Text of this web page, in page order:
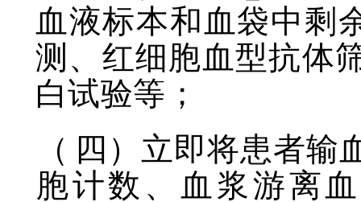
血液标本和血袋中剩
测、红细胞血型抗体
白试验等；
（ 四）立即将患者输
胞计数、血浆游离